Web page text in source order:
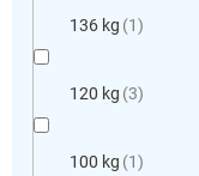
136 kg 1
120 kg 3
100 kg 1